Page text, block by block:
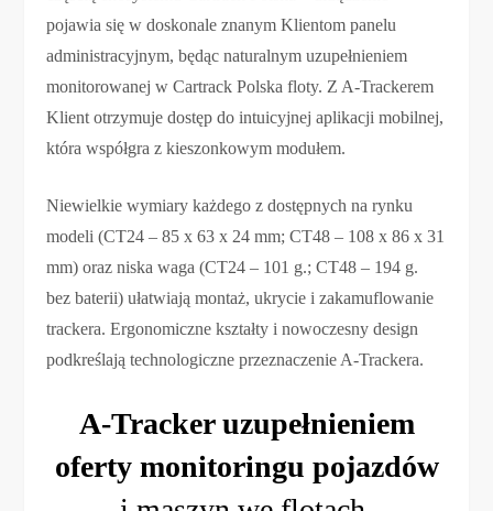
pojawia się w doskonale znanym Klientom panelu
administracyjnym, będąc naturalnym uzupełnieniem
monitorowanej w Cartrack Polska floty. Z A-Trackerem
Klient otrzymuje dostęp do intuicyjnej aplikacji mobilnej,
która współgra z kieszonkowym modułem.
Niewielkie wymiary każdego z dostępnych na rynku
modeli (CT24 – 85 x 63 x 24 mm; CT48 – 108 x 86 x 31
mm) oraz niska waga (CT24 – 101 g.; CT48 – 194 g.
bez baterii) ułatwiają montaż, ukrycie i zakamuflowanie
trackera. Ergonomiczne kształty i nowoczesny design
podkreślają technologiczne przeznaczenie A-Trackera.
A-Tracker uzupełnieniem
oferty monitoringu pojazdów